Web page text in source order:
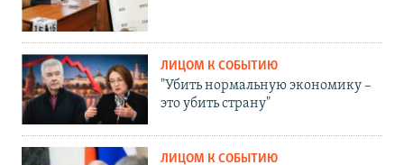
ЛИЦОМ К СОБЫТИЮ
"Убить нормальную экономику –
это убить страну"
ЛИЦОМ К СОБЫТИЮ